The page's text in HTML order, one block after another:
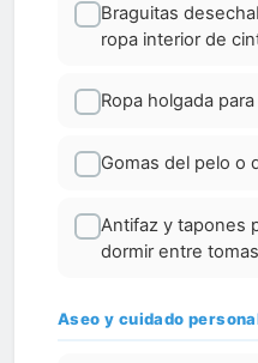
Braguitas
ropa interior de
Ropa holgada
Gomas del pelo o
Antifaz y tapones
dormir entre
Aseo y cuidado